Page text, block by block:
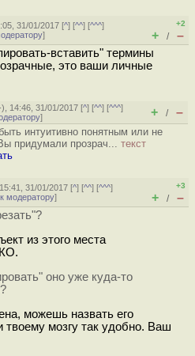
31/01/2017 [^] [^^] [^^^]
]
+2
+ / –
вставить" термины
это ваши личные
), 14:46, 31/01/2017 [^] [^^] [^^^]
] + / –
интуитивно понятным или не
придумали прозрач... текст
31/01/2017 [^] [^^] [^^^]
к модератору]
+3
+ / –
из этого места
оно уже куда-то
можешь назвать его
твоему мозгу так удобно. Ваш